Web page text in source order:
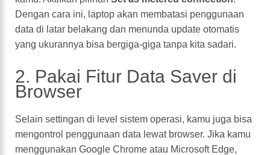
Dengan cara ini, laptop akan membatasi penggunaan
data di latar belakang dan menunda update otomatis
yang ukurannya bisa bergiga-giga tanpa kita sadari.
2. Pakai Fitur Data Saver di
Browser
Selain settingan di level sistem operasi, kamu juga bisa
mengontrol penggunaan data lewat browser. Jika kamu
menggunakan Google Chrome atau Microsoft Edge,